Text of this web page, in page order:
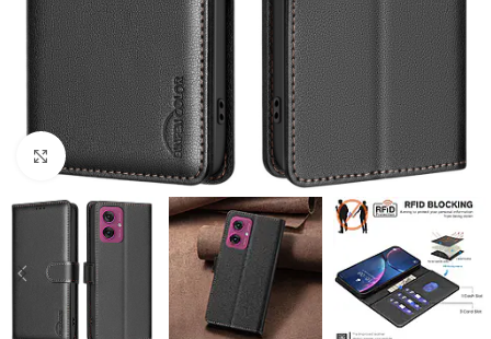
Click to enlarge